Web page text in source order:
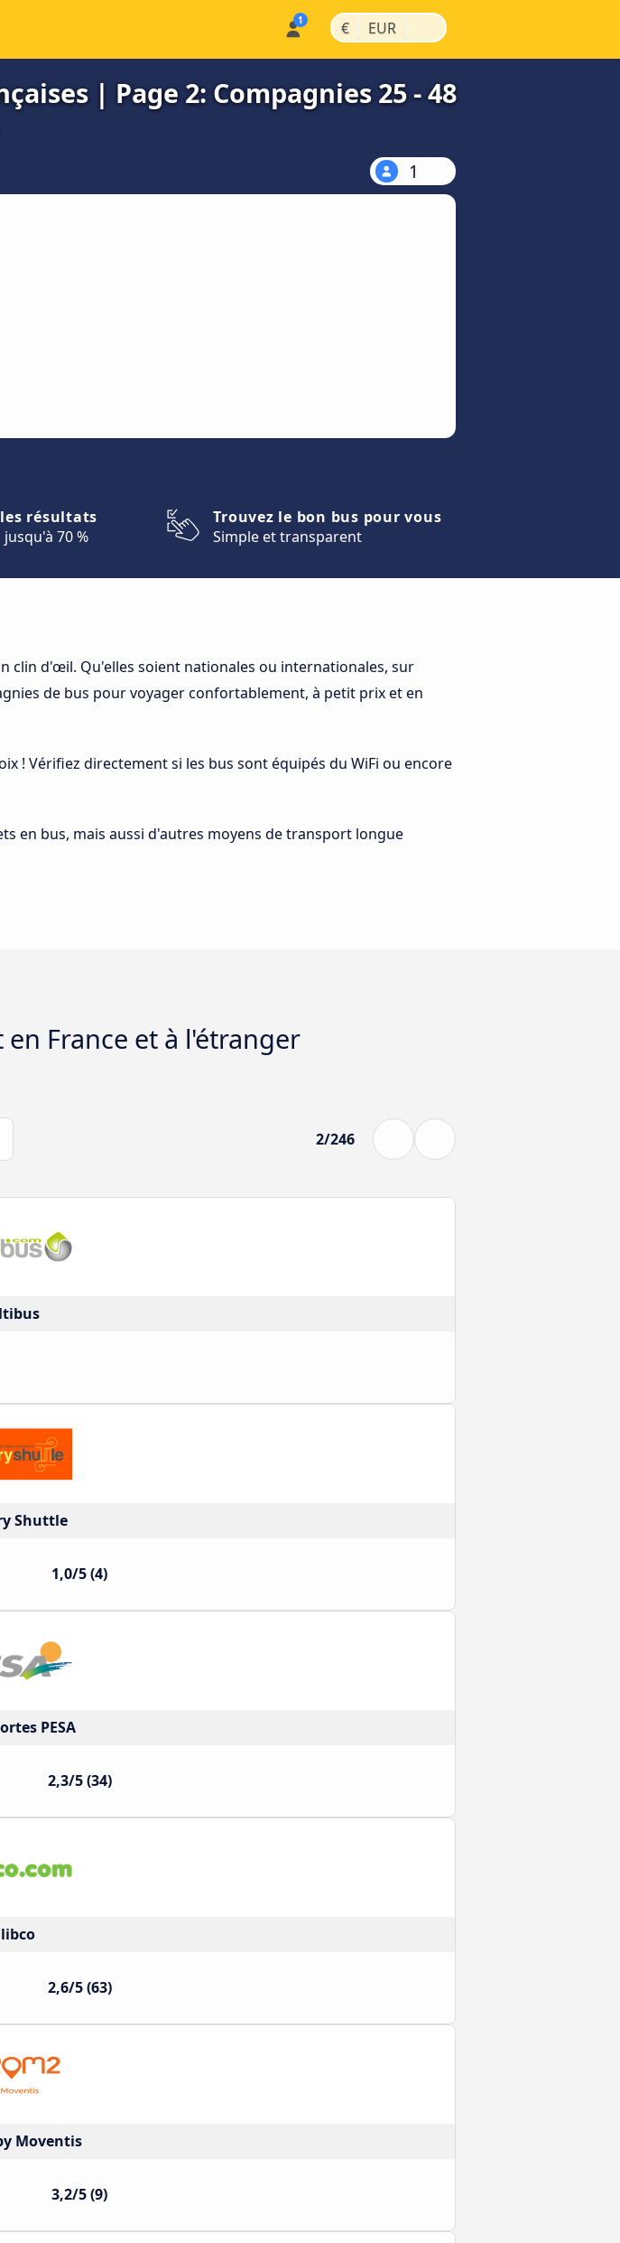
€ | EUR |
| Page 2: Compagnies 25 - 48
1
résultats
70 %
Trouvez le bon bus pour vous
Simple et transparent
clin d'œil. Qu'elles soient nationales ou internationales, sur
de bus pour voyager confortablement, à petit prix et en
! Vérifiez directement si les bus sont équipés du WiFi ou encore
en bus, mais aussi d'autres moyens de transport longue
France et à l'étranger
2/246
Shuttle
1,0/5 (4)
PESA
2,3/5 (34)
2,6/5 (63)
Moventis
3,2/5 (9)